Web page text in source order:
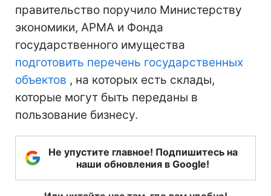
правительство поручило Министерству
экономики, АРМА и Фонда
государственного имущества
подготовить перечень государственных
объектов , на которых есть склады,
которые могут быть переданы в
пользование бизнесу.
Не упустите главное! Подпишитесь на
наши обновления в Google!